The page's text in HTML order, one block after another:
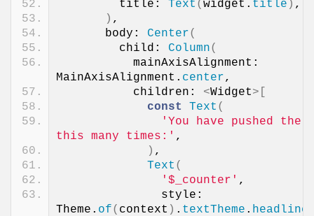
        title:
Text ( widget. title ) ,
) ,
      body:
Center(
        child:
Column(
          mainAxisAlignment:
MainAxisAlignment. center,
          children:
<Widget>[
const
Text (
'You have pushed the
this many times:' ,
) ,
Text (
'$_counter' ,
              style:
Theme. of( context ) . textTheme .